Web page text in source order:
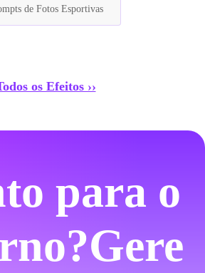
de Fotos Esportivas
os Efeitos ››
para o
Gere